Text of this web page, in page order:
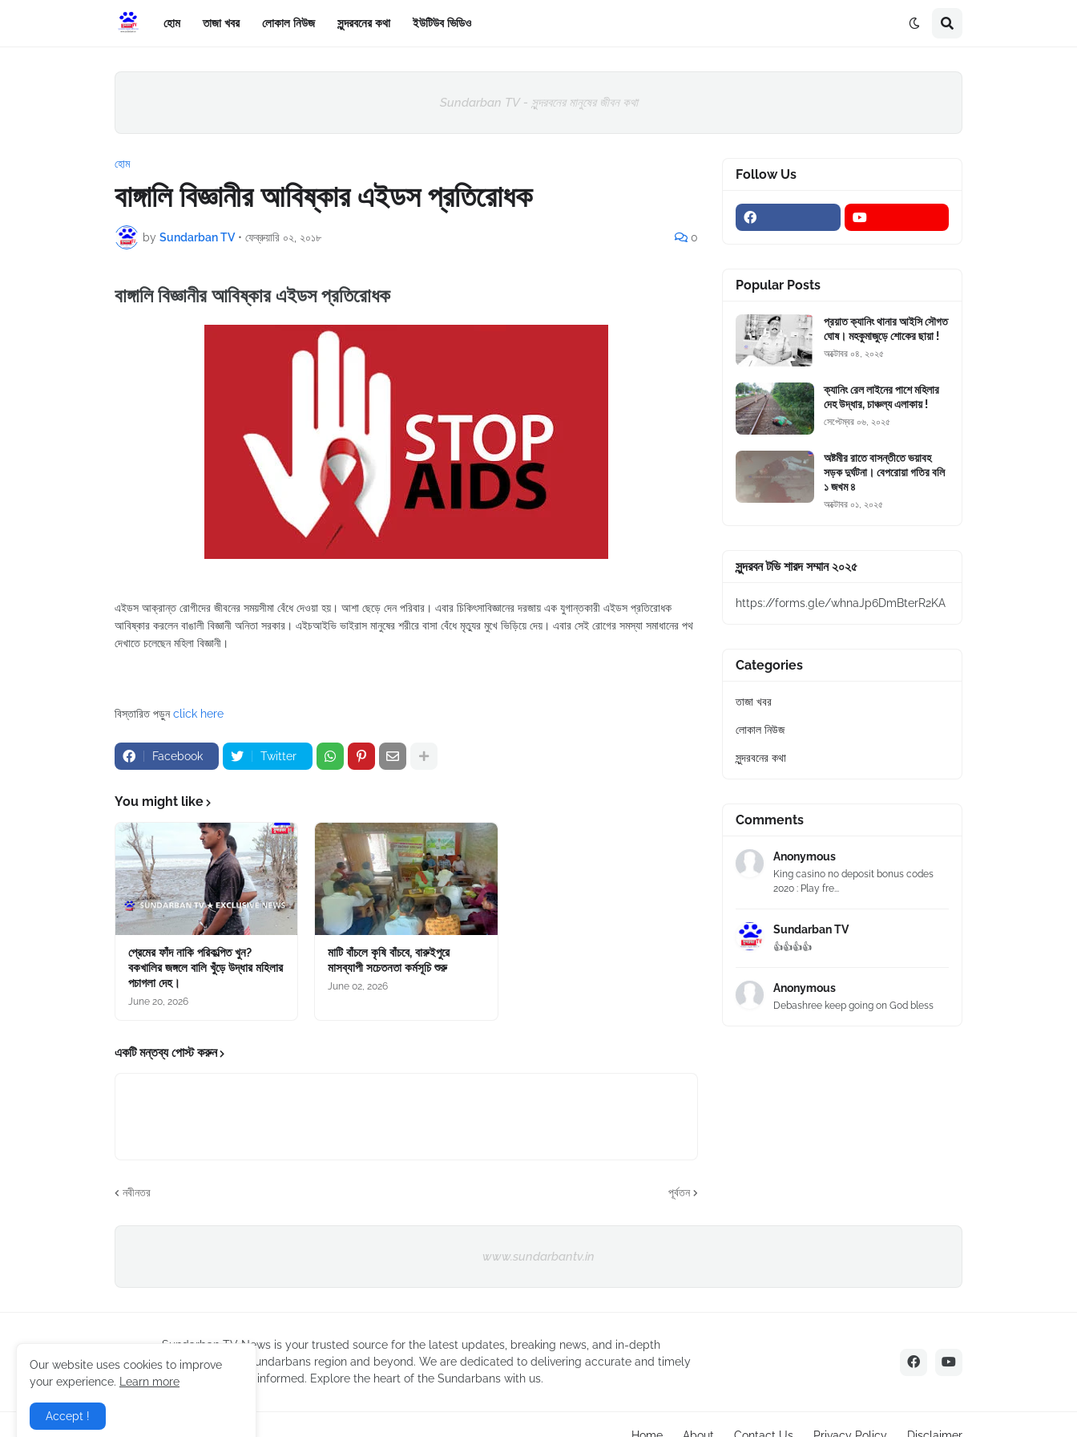
হোম তাজা খবর লোকাল নিউজ সুন্দরবনের কথা ইউটিউব ভিডিও
Sundarban TV - সুন্দরবনের মানুষের জীবন কথা
হোম
বাঙ্গালি বিজ্ঞানীর আবিষ্কার এইডস প্রতিরোধক
by Sundarban TV • ফেব্রুয়ারি ০২, ২০১৮ 0
বাঙ্গালি বিজ্ঞানীর আবিষ্কার এইডস প্রতিরোধক
এইডস আক্রান্ত রোগীদের জীবনের সময়সীমা বেঁধে দেওয়া হয়। আশা ছেড়ে দেন পরিবার। এবার চিকিৎসাবিজ্ঞানের দরজায় এক যুগান্তকারী এইডস প্রতিরোধক
আবিষ্কার করলেন বাঙালী বিজ্ঞানী অনিতা সরকার। এইচআইভি ভাইরাস মানুষের শরীরে বাসা বেঁধে মৃত্যুর মুখে ভিড়িয়ে দেয়। এবার সেই রোগের সমস্যা সমাধানের পথ
দেখাতে চলেছেন মহিলা বিজ্ঞানী।
বিস্তারিত পড়ুনclick here
Facebook Twitter
You might like
প্রেমের ফাঁদ নাকি পরিকল্পিত খুন?
বকখালির জঙ্গলে বালি খুঁড়ে উদ্ধার মহিলার
পচাগলা দেহ।
June 20, 2026
মাটি বাঁচলে কৃষি বাঁচবে, বারুইপুরে
মাসব্যাপী সচেতনতা কর্মসূচি শুরু
June 02, 2026
একটি মন্তব্য পোস্ট করুন
নবীনতর পূর্বতন
Follow Us
Popular Posts
প্রয়াত ক্যানিং থানার আইসি সৌগত
ঘোষ। মহকুমাজুড়ে শোকের ছায়া !
অক্টোবর ০৪, ২০২৫
ক্যানিং রেল লাইনের পাশে মহিলার
দেহ উদ্ধার, চাঞ্চল্য এলাকায় !
সেপ্টেম্বর ০৬, ২০২৫
অষ্টমীর রাতে বাসন্তীতে ভয়াবহ
সড়ক দুর্ঘটনা। বেপরোয়া গতির বলি
১ জখম ৪
অক্টোবর ০১, ২০২৫
সুন্দরবন টভি শারদ সম্মান ২০২৫
https://forms.gle/whnaJp6DmBterR2KA
Categories
তাজা খবর
লোকাল নিউজ
সুন্দরবনের কথা
Comments
Anonymous
King casino no deposit bonus codes
2020 : Play fre...
Sundarban TV
👍👍👍👍
Anonymous
Debashree keep going on God bless
www.sundarbantv.in
Sundarban TV News is your trusted source for the latest updates, breaking news, and in-depth
coverage of the Sundarbans region and beyond. We are dedicated to delivering accurate and timely
news to keep you informed. Explore the heart of the Sundarbans with us.
Our website uses cookies to improve
your experience.
Learn more
Accept !